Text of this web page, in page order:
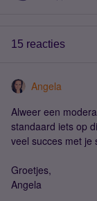
15 reacties
Angela
Alweer een
standaard iets op
veel succes met je
Groetjes,
Angela